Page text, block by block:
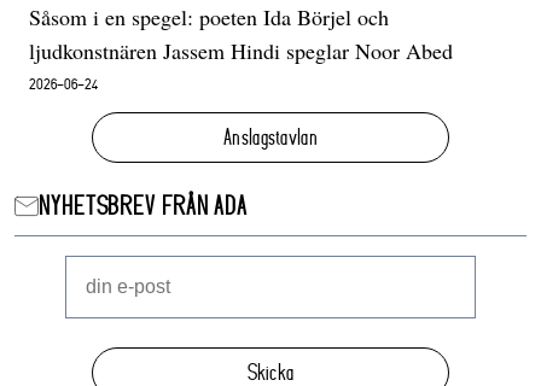
Såsom i en spegel: poeten Ida Börjel och
ljudkonstnären Jassem Hindi speglar Noor Abed
2026-06-24
Anslagstavlan
NYHETSBREV FRÅN ADA
Skicka